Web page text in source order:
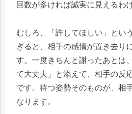
回数が多ければ誠実に見えるわ
むしろ、「許してほしい」とい
ぎると、相手の感情が置き去り
す。一度きちんと謝ったあとは
て大丈夫」と添えて、相手の反
です。待つ姿勢そのものが、相
なります。